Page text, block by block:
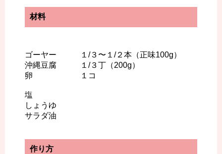
材料
ゴーヤー １/３〜１/２本（正味100g）
沖縄豆腐 １/３丁（200g）
卵 １コ
塩
しょうゆ
サラダ油
作り方